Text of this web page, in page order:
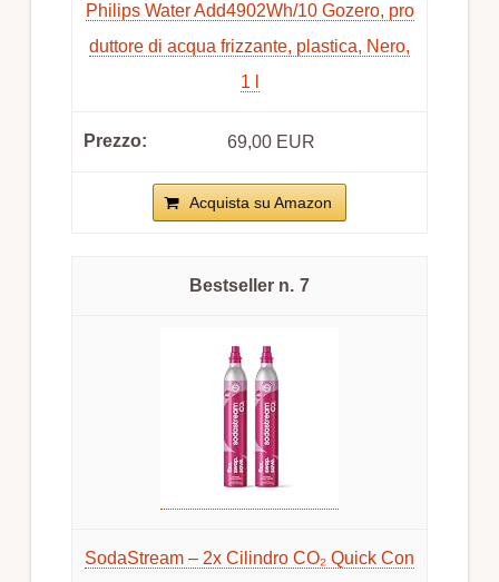
Philips Water Add4902Wh/10 Gozero, pro
duttore di acqua frizzante, plastica, Nero,
1 l
69,00 EUR
Acquista su Amazon
7
SodaStream – 2x Cilindro CO₂ Quick Con